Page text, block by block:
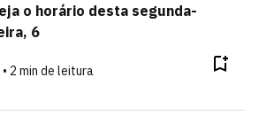
o horário desta segunda-
6
2 min de leitura